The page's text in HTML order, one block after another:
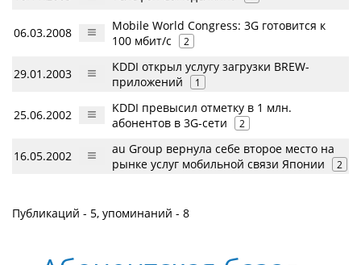
06.03.2008
Mobile World Congress: 3G готовится к
100 мбит/с
2
29.01.2003
KDDI открыл услугу загрузки BREW-
приложений
1
25.06.2002
KDDI превысил отметку в 1 млн.
абонентов в 3G-сети
2
16.05.2002
au Group вернула себе второе место на
рынке услуг мобильной связи Японии
2
Публикаций - 5, упоминаний - 8